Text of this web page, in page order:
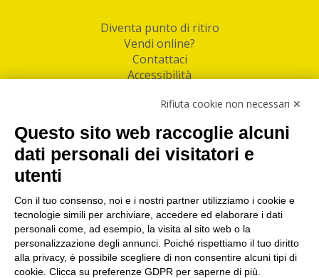
Diventa punto di ritiro
Vendi online?
Contattaci
Accessibilità
Facebook
Linkedin
I nostri punti di ritiro e spedizione pacchi nelle
maggiori città italiane
Torino|Milano|Roma|Bologna|Firenze| Genova
Napoli|Varese
Rifiuta cookie non necessari ✕
Questo sito web raccoglie alcuni
dati personali dei visitatori e
utenti
Con il tuo consenso, noi e i nostri partner utilizziamo i cookie e
tecnologie simili per archiviare, accedere ed elaborare i dati
personali come, ad esempio, la visita al sito web o la
personalizzazione degli annunci. Poiché rispettiamo il tuo diritto
alla privacy, è possibile scegliere di non consentire alcuni tipi di
cookie. Clicca su preferenze GDPR per saperne di più.